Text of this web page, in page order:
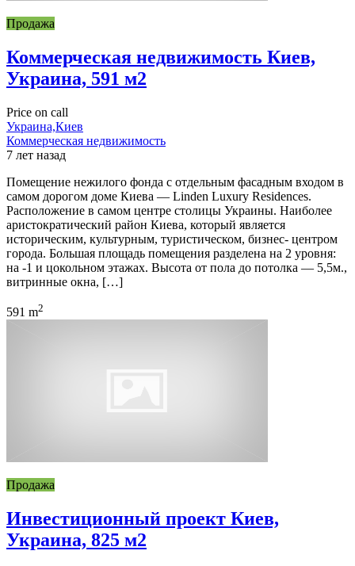
Продажа
Коммерческая недвижимость Киев,
Украина, 591 м2
Price on call
Украина,Киев
Коммерческая недвижимость
7 лет назад
Помещение нежилого фонда с отдельным фасадным входом в
самом дорогом доме Киева — Linden Luxury Residences.
Расположение в самом центре столицы Украины. Наиболее
аристократический район Киева, который является
историческим, культурным, туристическом, бизнес- центром
города. Большая площадь помещения разделена на 2 уровня:
на -1 и цокольном этажах. Высота от пола до потолка — 5,5м.,
витринные окна, […]
591 m2
Продажа
Инвестиционный проект Киев,
Украина, 825 м2